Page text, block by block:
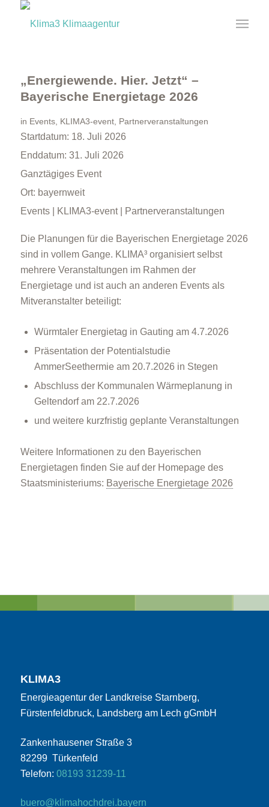
„Energiewende. Hier. Jetzt“ –
Bayerische Energietage 2026
in Events, KLIMA3-event, Partnerveranstaltungen
Startdatum: 18. Juli 2026
Enddatum: 31. Juli 2026
Ganztägiges Event
Ort: bayernweit
Events | KLIMA3-event | Partnerveranstaltungen
Die Planungen für die Bayerischen Energietage 2026
sind in vollem Gange. KLIMA³ organisiert selbst
mehrere Veranstaltungen im Rahmen der
Energietage und ist auch an anderen Events als
Mitveranstalter beteiligt:
Würmtaler Energietag in Gauting am 4.7.2026
Präsentation der Potentialstudie
AmmerSeethermie am 20.7.2026 in Stegen
Abschluss der Kommunalen Wärmeplanung in
Geltendorf am 22.7.2026
und weitere kurzfristig geplante Veranstaltungen
Weitere Informationen zu den Bayerischen
Energietagen finden Sie auf der Homepage des
Staatsministeriums: Bayerische Energietage 2026
KLIMA3
Energieagentur der Landkreise Starnberg,
Fürstenfeldbruck, Landsberg am Lech gGmbH
Zankenhausener Straße 3
82299 Türkenfeld
Telefon: 08193 31239-11
buero@klimahochdrei.bayern